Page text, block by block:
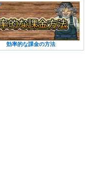
効率的な課金の方法